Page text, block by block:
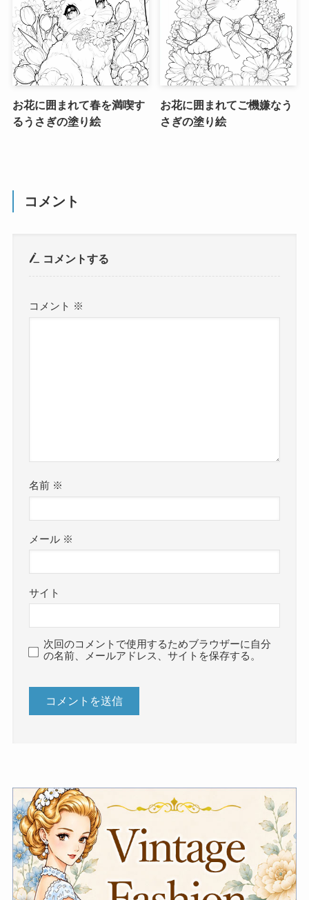
お花に囲まれて春を満喫す
るうさぎの塗り絵
お花に囲まれてご機嫌なう
さぎの塗り絵
コメント
コメントする
コメント ※
名前 ※
メール ※
サイト
次回のコメントで使用するためブラウザーに自分
の名前、メールアドレス、サイトを保存する。